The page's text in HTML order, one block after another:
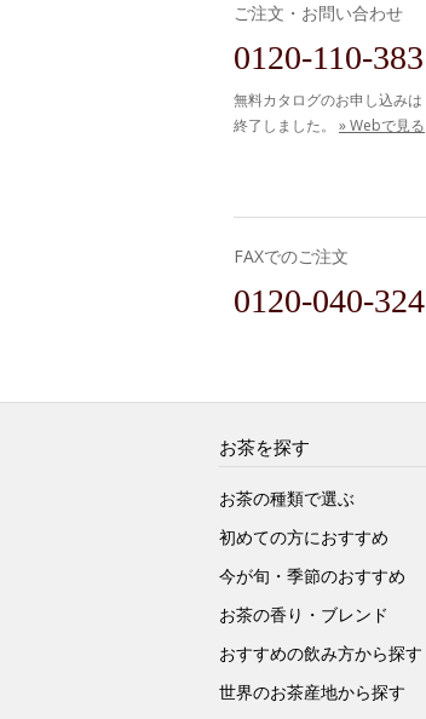
ご注文・お問い合わせ
0120-110-383
無料カタログのお申し込みは
終了しました。 » Webで見る
FAXでのご注文
0120-040-324
お茶を探す
お茶の種類で選ぶ
初めての方におすすめ
今が旬・季節のおすすめ
お茶の香り・ブレンド
おすすめの飲み方から探す
世界のお茶産地から探す